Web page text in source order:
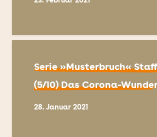
Serie »Musterbruch«
(5/10) Das Corona-
28. Januar 2021